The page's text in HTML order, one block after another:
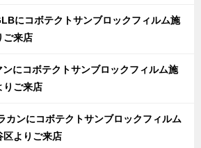
にコボテクトサンブロックフィルム施
来店
にコボテクトサンブロックフィルム施
ご来店
カンにコボテクトサンブロックフィルム
よりご来店